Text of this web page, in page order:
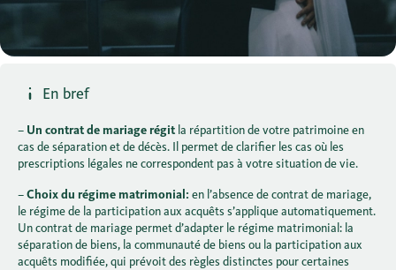
En bref
– Un contrat de mariage régit la répartition de votre patrimoine en
cas de séparation et de décès. Il permet de clarifier les cas où les
prescriptions légales ne correspondent pas à votre situation de vie.
–Choix du régime matrimonial: en l’absence de contrat de mariage,
le régime de la participation aux acquêts s’applique automatiquement.
Un contrat de mariage permet d’adapter le régime matrimonial: la
séparation de biens, la communauté de biens ou la participation aux
acquêts modifiée, qui prévoit des règles distinctes pour certaines